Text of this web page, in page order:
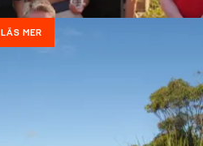
LÄS MER